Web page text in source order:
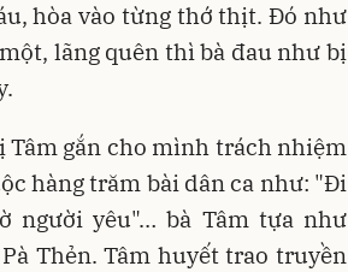
hòa vào từng thớ thịt. Đó như
lãng quên thì bà đau như bị
Tâm gắn cho mình trách nhiệm
hàng trăm bài dân ca như: "Đi
người yêu"… bà Tâm tựa như
Thẻn. Tâm huyết trao truyền